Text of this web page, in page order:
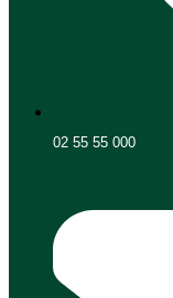
02 55 55 000